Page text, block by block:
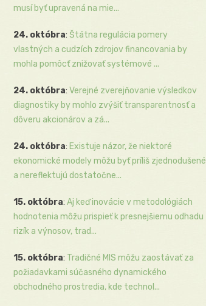
musí byť upravená na mie...
24. októbra: Štátna regulácia pomery
vlastných a cudzích zdrojov financovania by
mohla pomôcť znižovať systémové ...
24. októbra: Verejné zverejňovanie výsledkov
diagnostiky by mohlo zvýšiť transparentnosť a
dôveru akcionárov a zá...
24. októbra: Existuje názor, že niektoré
ekonomické modely môžu byť príliš zjednodušené
a nereflektujú dostatočne...
15. októbra: Aj keď inovácie v metodológiách
hodnotenia môžu prispieť k presnejšiemu odhadu
rizík a výnosov, trad...
15. októbra: Tradičné MIS môžu zaostávať za
požiadavkami súčasného dynamického
obchodného prostredia, kde technol...